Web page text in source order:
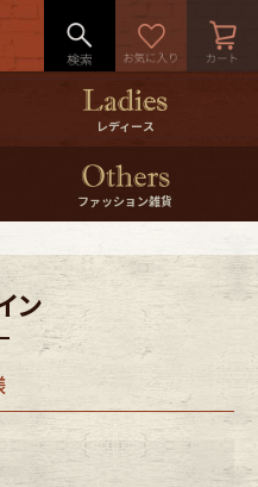
％Offクーポンプレゼン
ーポンプレゼント
LINE ID連携
マイページ
International Shipping
特集一覧
レディース
ファッション雑貨
ン